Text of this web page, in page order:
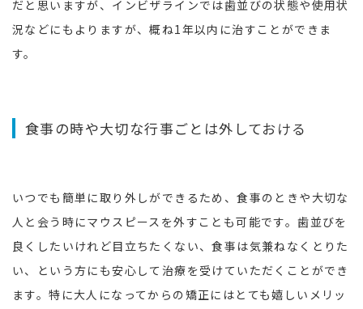
だと思いますが、インビザラインでは歯並びの状態や使用状
況などにもよりますが、概ね1年以内に治すことができま
す。
食事の時や大切な行事ごとは外しておける
いつでも簡単に取り外しができるため、食事のときや大切な
人と会う時にマウスピースを外すことも可能です。歯並びを
良くしたいけれど目立ちたくない、食事は気兼ねなくとりた
い、という方にも安心して治療を受けていただくことができ
ます。特に大人になってからの矯正にはとても嬉しいメリッ